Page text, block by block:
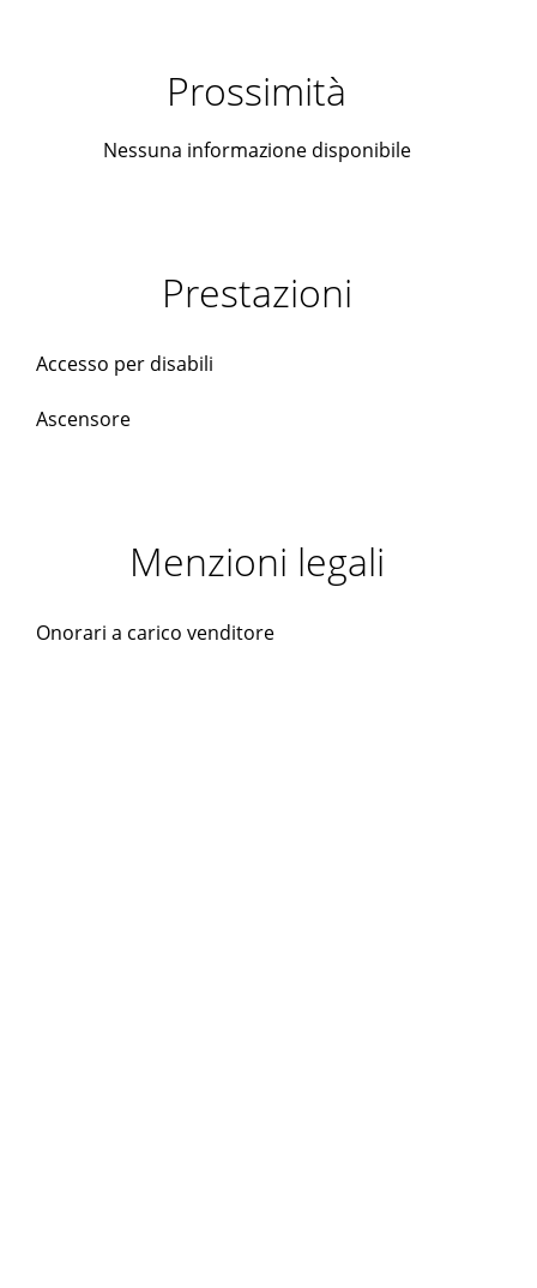
Prossimità
Nessuna informazione disponibile
Prestazioni
Accesso per disabili
Ascensore
Menzioni legali
Onorari a carico venditore